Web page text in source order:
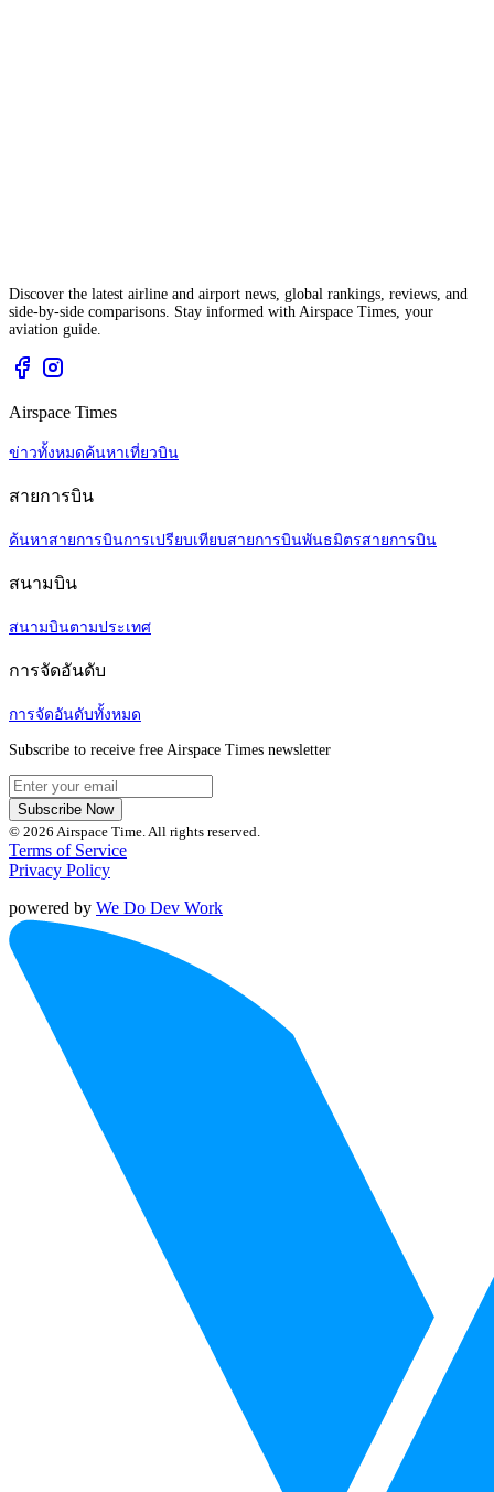
Discover the latest airline and airport news, global rankings, reviews, and
side-by-side comparisons. Stay informed with Airspace Times, your
aviation guide.
Airspace Times
ข่าวทั้งหมดค้นหาเที่ยวบิน
สายการบิน
ค้นหาสายการบินการเปรียบเทียบสายการบินพันธมิตรสายการบิน
สนามบิน
สนามบินตามประเทศ
การจัดอันดับ
การจัดอันดับทั้งหมด
Subscribe to receive free Airspace Times newsletter
Subscribe Now
© 2026 Airspace Time. All rights reserved.
Terms of Service
Privacy Policy
powered by We Do Dev Work